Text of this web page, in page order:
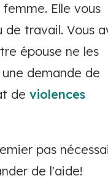
Elle vous
travail. Vous
épouse ne les
demande de
de violences
pas
de l'aide!